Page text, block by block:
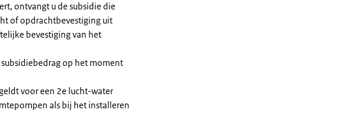
ontvangt u de subsidie die
of opdrachtbevestiging uit
bevestiging van het
op het moment
voor een 2e lucht-water
als bij het installeren